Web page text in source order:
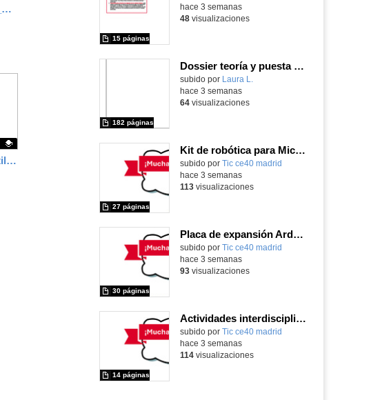
Proyecto etwinning_Poster_CEIP FDLR_Las Rozas
Papá-Mamá comensal Infantil 25-26_CEIP FDLR_Las Rozas
15 páginas
hace 3 semanas
48visualizaciones
Dossier teoría y puesta en práctica Äprendizaje Basado en Juegos en Educación Infantil y Primaria
Contenido educativo.
subido por Laura L.
182 páginas
hace 3 semanas
64visualizaciones
Kit de robótica para Micro:Bit
Contenido educativo.
subido por Tic ce40 madrid
27 páginas
hace 3 semanas
113visualizaciones
Placa de expansión Arduino
Contenido educativo.
subido por Tic ce40 madrid
30 páginas
hace 3 semanas
93visualizaciones
Actividades interdisciplinares con robótica y pensamiento computacional
Contenido educativo.
subido por Tic ce40 madrid
14 páginas
hace 3 semanas
114visualizaciones